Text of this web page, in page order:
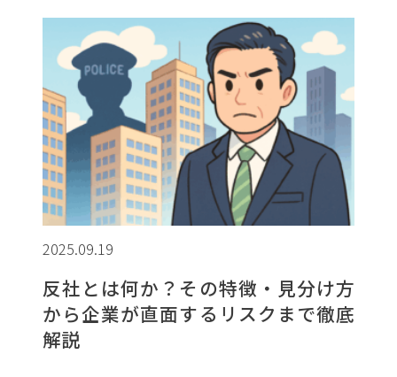
2025.09.19
反社とは何か？その特徴・見分け方
から企業が直面するリスクまで徹底
解説